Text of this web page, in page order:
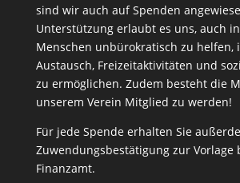
sind wir auch auf Spenden
Unterstützung erlaubt es uns, auch
Menschen unbürokratisch zu helfen,
Austausch, Freizeitaktivitäten und
zu ermöglichen. Zudem besteht die
unserem Verein Mitglied zu werden!
Für jede Spende erhalten Sie
Zuwendungsbestätigung zur Vorlage
Finanzamt.